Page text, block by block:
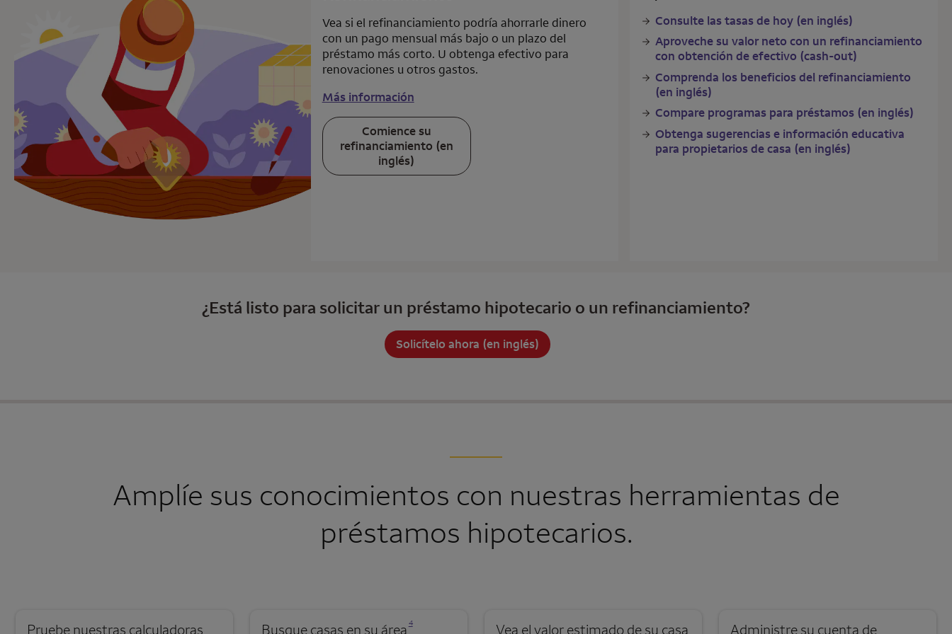
Vea si el refinanciamiento podría ahorrarle dinero
con un pago mensual más bajo o un plazo del
préstamo más corto. U obtenga efectivo para
renovaciones u otros gastos.
Más información
Comience su
refinanciamiento (en
inglés)
Consulte las tasas de hoy (en inglés)
Aproveche su valor neto con un refinanciamiento
con obtención de efectivo (cash-out)
Comprenda los beneficios del refinanciamiento
(en inglés)
Compare programas para préstamos (en inglés)
Obtenga sugerencias e información educativa
para propietarios de casa (en inglés)
¿Está listo para solicitar un préstamo hipotecario o un refinanciamiento?
Solicítelo ahora (en inglés)
Amplíe sus conocimientos con nuestras herramientas de
préstamos hipotecarios.
Pruebe nuestras calculadoras Busque casas en su área 4
Vea el valor estimado de su casa Administre su cuenta de